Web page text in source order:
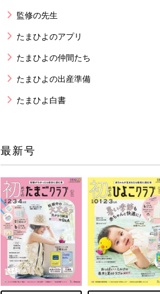
監修の先生
たまひよのアプリ
たまひよの仲間たち
たまひよの出産準備
たまひよ白書
最新号